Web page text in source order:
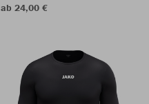
ab 24,00 €